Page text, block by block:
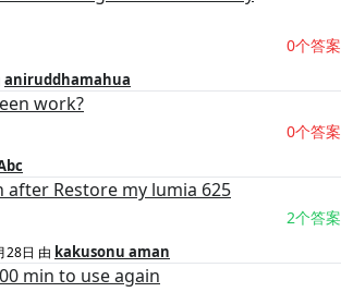
0个答案
aniruddhamahua
work?
0个答案
after Restore my lumia 625
2个答案
28日 由 kakusonu aman
min to use again